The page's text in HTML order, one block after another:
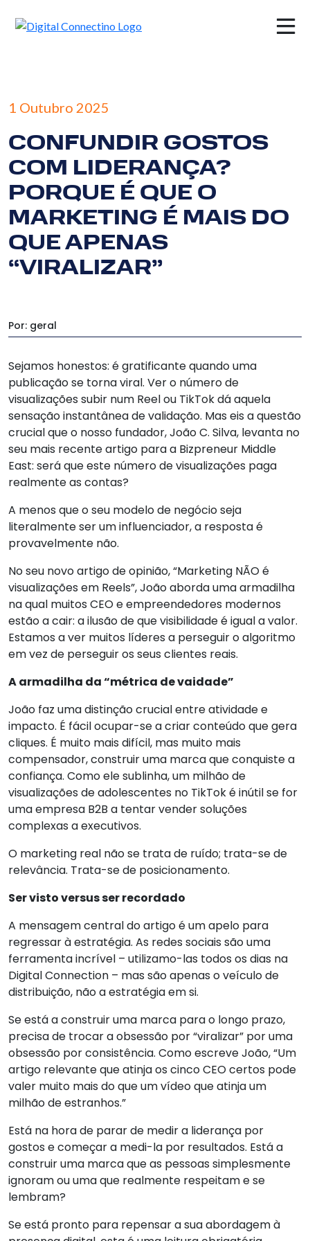
×
1 Outubro 2025
CONFUNDIR GOSTOS
COM LIDERANÇA?
PORQUE É QUE O
MARKETING É MAIS DO
QUE APENAS
“VIRALIZAR”
Por: geral
Sejamos honestos: é gratificante quando uma
publicação se torna viral. Ver o número de
visualizações subir num Reel ou TikTok dá aquela
sensação instantânea de validação. Mas eis a questão
crucial que o nosso fundador, João C. Silva, levanta no
seu mais recente artigo para a Bizpreneur Middle
East: será que este número de visualizações paga
realmente as contas?
A menos que o seu modelo de negócio seja
literalmente ser um influenciador, a resposta é
provavelmente não.
No seu novo artigo de opinião, “Marketing NÃO é
visualizações em Reels”, João aborda uma armadilha
na qual muitos CEO e empreendedores modernos
estão a cair: a ilusão de que visibilidade é igual a valor.
Estamos a ver muitos líderes a perseguir o algoritmo
em vez de perseguir os seus clientes reais.
A armadilha da “métrica de vaidade”
João faz uma distinção crucial entre atividade e
impacto. É fácil ocupar-se a criar conteúdo que gera
cliques. É muito mais difícil, mas muito mais
compensador, construir uma marca que conquiste a
confiança. Como ele sublinha, um milhão de
visualizações de adolescentes no TikTok é inútil se for
uma empresa B2B a tentar vender soluções
complexas a executivos.
O marketing real não se trata de ruído; trata-se de
relevância. Trata-se de posicionamento.
Ser visto versus ser recordado
A mensagem central do artigo é um apelo para
regressar à estratégia. As redes sociais são uma
ferramenta incrível – utilizamo-las todos os dias na
Digital Connection – mas são apenas o veículo de
distribuição, não a estratégia em si.
Se está a construir uma marca para o longo prazo,
precisa de trocar a obsessão por “viralizar” por uma
obsessão por consistência. Como escreve João, “Um
artigo relevante que atinja os cinco CEO certos pode
valer muito mais do que um vídeo que atinja um
milhão de estranhos.”
Está na hora de parar de medir a liderança por
gostos e começar a medi-la por resultados. Está a
construir uma marca que as pessoas simplesmente
ignoram ou uma que realmente respeitam e se
lembram?
Se está pronto para repensar a sua abordagem à